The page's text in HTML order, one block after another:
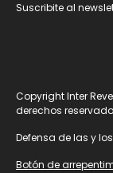
Suscribite al
Copyright Inter
derechos
Defensa de las y
Botón de